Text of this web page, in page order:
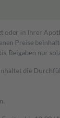
oder in Ihrer
Preise
Beigaben nur
die